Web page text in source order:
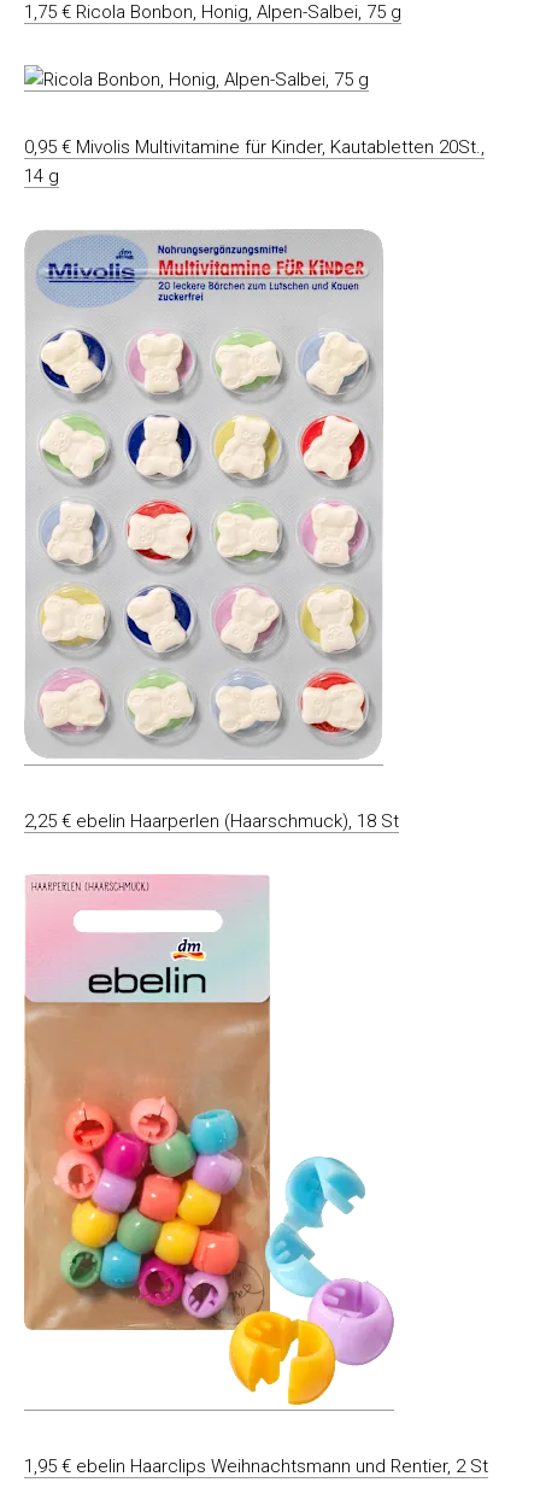
1,75 € Ricola Bonbon, Honig, Alpen-Salbei, 75 g
0,95 € Mivolis Multivitamine für Kinder, Kautabletten 20St.,
14 g
2,25 € ebelin Haarperlen (Haarschmuck), 18 St
1,95 € ebelin Haarclips Weihnachtsmann und Rentier, 2 St